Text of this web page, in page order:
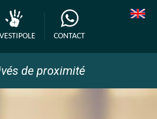
CONTACT
de proximité